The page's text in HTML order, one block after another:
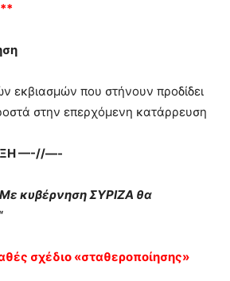
εκβιασμών που στήνουν προδίδει
στην επερχόμενη κατάρρευση
—-//—-
Με κυβέρνηση ΣΥΡΙΖΑ θα
σχέδιο «σταθεροποίησης»